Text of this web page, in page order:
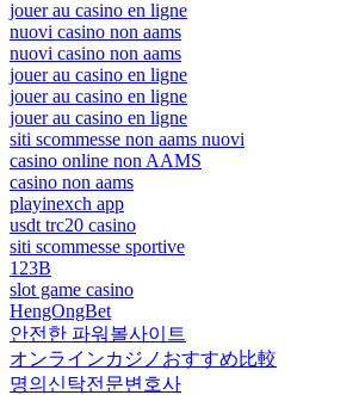
jouer au casino en ligne
nuovi casino non aams
nuovi casino non aams
jouer au casino en ligne
jouer au casino en ligne
jouer au casino en ligne
siti scommesse non aams nuovi
casino online non AAMS
casino non aams
playinexch app
usdt trc20 casino
siti scommesse sportive
123B
slot game casino
HengOngBet
안전한 파워볼사이트
オンラインカジノおすすめ比較
명의신탁전문변호사